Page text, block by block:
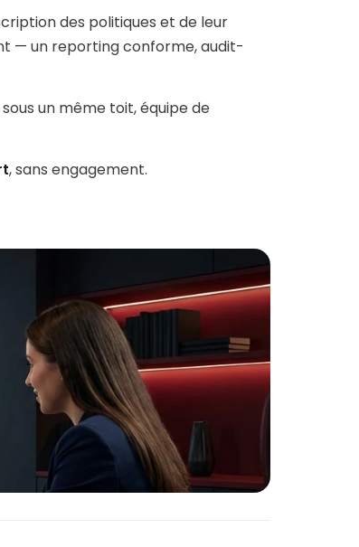
des politiques et de leur
— un reporting conforme, audit-
un même toit, équipe de
, sans engagement.